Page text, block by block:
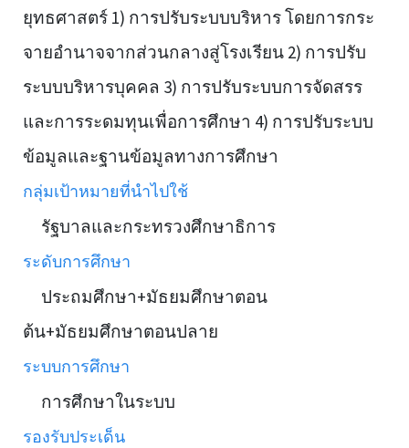
ยุทธศาสตร์ 1) การปรับระบบบริหาร โดยการกระ
จายอำนาจจากส่วนกลางสู่โรงเรียน 2) การปรับ
ระบบบริหารบุคคล 3) การปรับระบบการจัดสรร
และการระดมทุนเพื่อการศึกษา 4) การปรับระบบ
ข้อมูลและฐานข้อมูลทางการศึกษา
กลุ่มเป้าหมายที่นำไปใช้
รัฐบาลและกระทรวงศึกษาธิการ
ระดับการศึกษา
ประถมศึกษา+มัธยมศึกษาตอน
ต้น+มัธยมศึกษาตอนปลาย
ระบบการศึกษา
การศึกษาในระบบ
รองรับประเด็น